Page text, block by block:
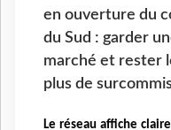
en ouverture du
du Sud : garder
marché et rester
plus de
Le réseau affiche